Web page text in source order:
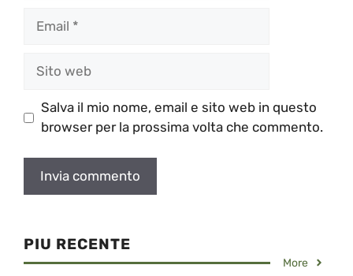
Salva il mio nome, email e sito web in questo
browser per la prossima volta che commento.
PIU RECENTE
More